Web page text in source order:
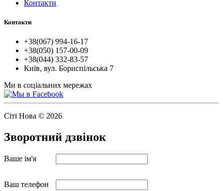
Контакти
Контакти
+38(067) 994-16-17
+38(050) 157-00-09
+38(044) 332-83-57
Київ, вул. Бориспільська 7
Ми в соціальних мережах
Сіті Нова © 2026
Зворотний дзвінок
Ваше ім'я
Ваш телефон